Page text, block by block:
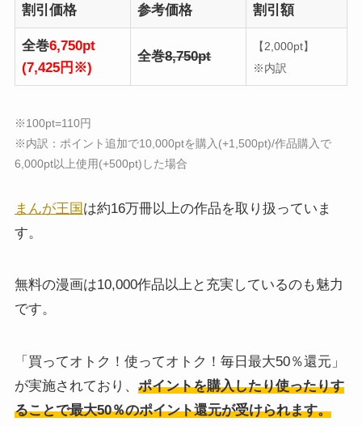
割引価格 参考価格 割引額
全巻6,750pt
(7,425円※)
全巻8,750pt
【2,000pt】
※内訳
※100pt=110円
※内訳：ポイント追加で10,000ptを購入(+1,500pt)/作品購入で
6,000pt以上使用(+500pt)した場合
まんが王国 は約16万冊以上の作品を取り扱っていま
す。
無料の漫画は10,000作品以上と充実しているのも魅力
です。
「買ってオトク！使ってオトク！毎日最大50％還元」
が実施されており、 ポイントを購入したり使ったりす
ることで最大50％のポイント還元が受けられます。